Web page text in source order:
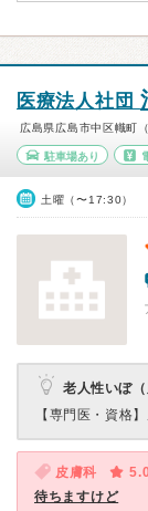
医療法人社団
広島県広島市中区幟町
駐車場あり
土曜（〜17:30）
老人性いぼ
【専門医・資格】
皮膚科
5.0
待ちますけど